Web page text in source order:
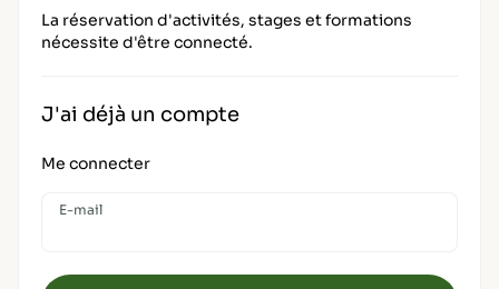
La réservation d'activités, stages et formations
nécessite d'être connecté.
J'ai déjà un compte
Me connecter
E-mail